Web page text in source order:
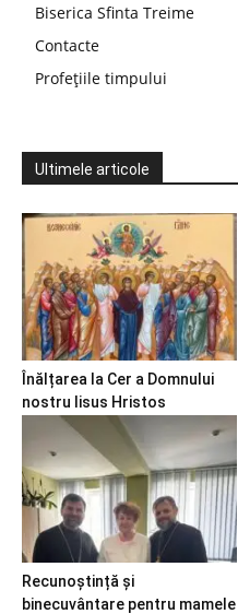
Biserica Sfinta Treime
Contacte
Profețiile timpului
Ultimele articole
Înălțarea la Cer a Domnului
nostru Iisus Hristos
Recunoștință și
binecuvântare pentru mamele